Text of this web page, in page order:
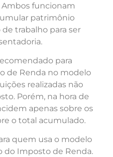
Ambos funcionam
patrimônio
trabalho para ser
para
de Renda no modelo
realizadas não
Porém, na hora de
apenas sobre os
o total acumulado.
quem usa o modelo
do Imposto de Renda.